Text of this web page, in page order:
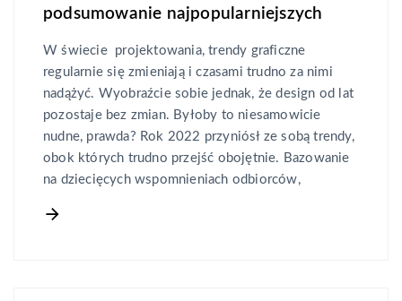
podsumowanie najpopularniejszych
W świecie projektowania, trendy graficzne
regularnie się zmieniają i czasami trudno za nimi
nadążyć. Wyobraźcie sobie jednak, że design od lat
pozostaje bez zmian. Byłoby to niesamowicie
nudne, prawda? Rok 2022 przyniósł ze sobą trendy,
obok których trudno przejść obojętnie. Bazowanie
na dziecięcych wspomnieniach odbiorców,